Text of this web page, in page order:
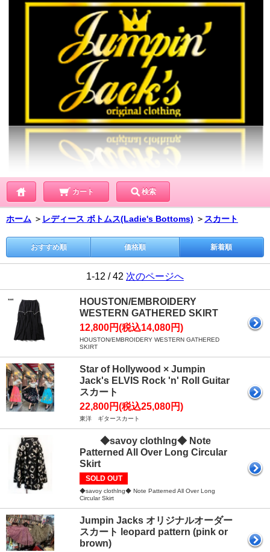
カート 検索
ホーム ＞ レディース ボトムス(Ladie's Bottoms) ＞ スカート
おすすめ順 価格順 新着順
1-12 / 42 次のページへ
HOUSTON/EMBROIDERY
WESTERN GATHERED SKIRT
12,800円(税込14,080円)
HOUSTON/EMBROIDERY WESTERN GATHERED
SKIRT
Star of Hollywood × Jumpin
Jack's ELVIS Rock 'n' Roll Guitar
スカート
22,800円(税込25,080円)
東洋 ギタースカート
◆savoy clothlng◆ Note
Patterned All Over Long Circular
Skirt
SOLD OUT
◆savoy clothlng◆ Note Patterned All Over Long
Circular Skirt
Jumpin Jacks オリジナルオーダー
スカート leopard pattern (pink or
brown)